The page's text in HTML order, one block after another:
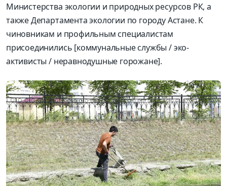
Министерства экологии и природных ресурсов РК, а
также Департамента экологии по городу Астане. К
чиновникам и профильным специалистам
присоединились [коммунальные службы / эко-
активисты / неравнодушные горожане].